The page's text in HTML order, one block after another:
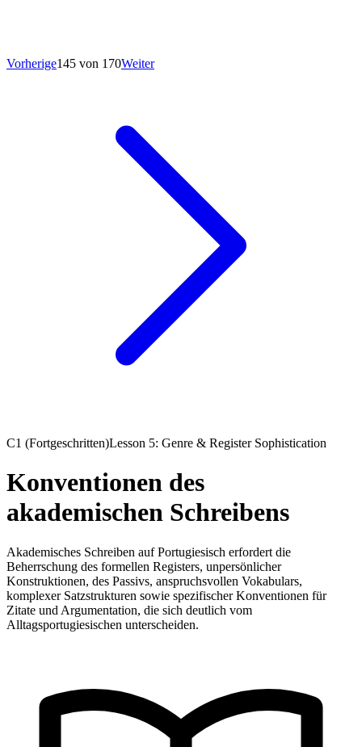
Vorherige145 von 170Weiter
C1 (Fortgeschritten)Lesson 5: Genre & Register Sophistication
Konventionen des
akademischen Schreibens
Akademisches Schreiben auf Portugiesisch erfordert die
Beherrschung des formellen Registers, unpersönlicher
Konstruktionen, des Passivs, anspruchsvollen Vokabulars,
komplexer Satzstrukturen sowie spezifischer Konventionen für
Zitate und Argumentation, die sich deutlich vom
Alltagsportugiesischen unterscheiden.